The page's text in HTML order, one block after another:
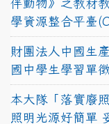
伴動物》之教材
學資源整合平臺
財團法人中國生
國中學生學習單
本大隊「落實廢
照明光源好簡單